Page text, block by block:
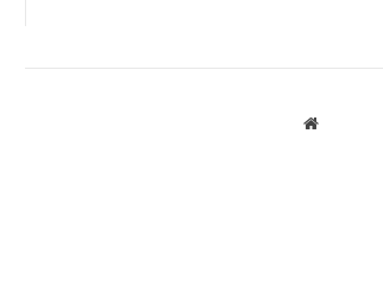
Website